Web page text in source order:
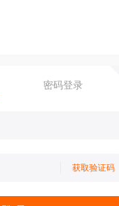
密码登录
获取验证码